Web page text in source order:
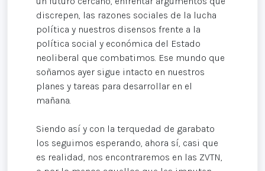
discrepen, las razones sociales de la lucha
política y nuestros disensos frente a la
política social y económica del Estado
neoliberal que combatimos. Ese mundo que
soñamos ayer sigue intacto en nuestros
planes y tareas para desarrollar en el
mañana.
Siendo así y con la terquedad de garabato
los seguimos esperando, ahora sí, casi que
es realidad, nos encontraremos en las ZVTN,